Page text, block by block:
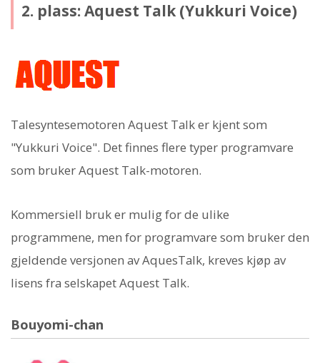
2. plass: Aquest Talk (Yukkuri Voice)
Talesyntesemotoren Aquest Talk er kjent som
"Yukkuri Voice". Det finnes flere typer programvare
som bruker Aquest Talk-motoren.
Kommersiell bruk er mulig for de ulike
programmene, men for programvare som bruker den
gjeldende versjonen av AquesTalk, kreves kjøp av
lisens fra selskapet Aquest Talk.
Bouyomi-chan